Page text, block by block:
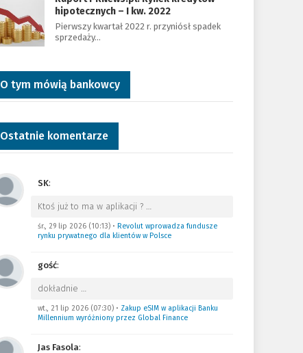
hipotecznych – I kw. 2022
Pierwszy kwartał 2022 r. przyniósł spadek
sprzedaży…
O tym mówią bankowcy
Ostatnie komentarze
SK:
Ktoś już to ma w aplikacji ? …
śr., 29 lip 2026 (10:13)• Revolut wprowadza fundusze
rynku prywatnego dla klientów w Polsce
gość:
dokładnie …
wt., 21 lip 2026 (07:30)• Zakup eSIM w aplikacji Banku
Millennium wyróżniony przez Global Finance
Jas Fasola: